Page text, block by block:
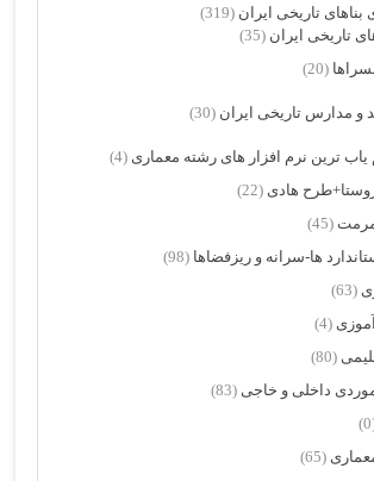
بناهای تاریخی ایران (319)
تاریخی ایران (35)
(20)
و مدارس تاریخی ایران (30)
یاب ترین نرم افزار های رشته معماری (4)
هادی (22)
مرمت (45)
ها-سرانه و ریزفضاها (98)
(63)
(4)
(80)
موردی داخلی و خاجی (83)
(65)